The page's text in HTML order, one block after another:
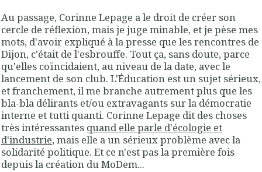
Au passage, Corinne Lepage a le droit de créer son
cercle de réflexion, mais je juge minable, et je pèse mes
mots, d'avoir expliqué à la presse que les rencontres de
Dijon, c'était de l'esbrouffe. Tout ça, sans doute, parce
qu'elles coïncidaient, au niveau de la date, avec le
lancement de son club. L'Éducation est un sujet sérieux,
et franchement, il me branche autrement plus que les
bla-bla délirants et/ou extravagants sur la démocratie
interne et tutti quanti. Corinne Lepage dit des choses
très intéressantes quand elle parle d'écologie et
d'industrie, mais elle a un sérieux problème avec la
solidarité politique. Et ce n'est pas la première fois
depuis la création du MoDem...